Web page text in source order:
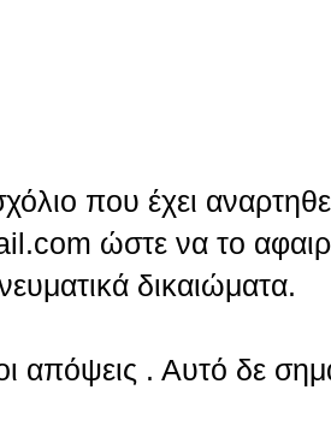
που έχει
ώστε να το
δικαιώματα.
. Αυτό δε